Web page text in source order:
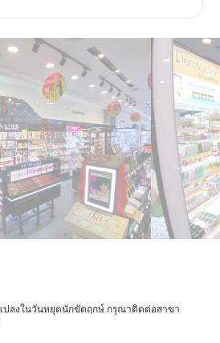
ปลงในวันหยุดนักขัตฤกษ์ กรุณาติดต่อสาขา